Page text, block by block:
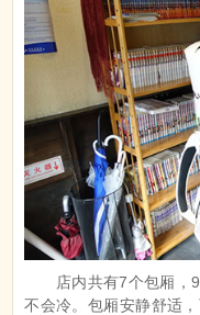
店内共有7个包厢，
不会冷。包厢安静舒适